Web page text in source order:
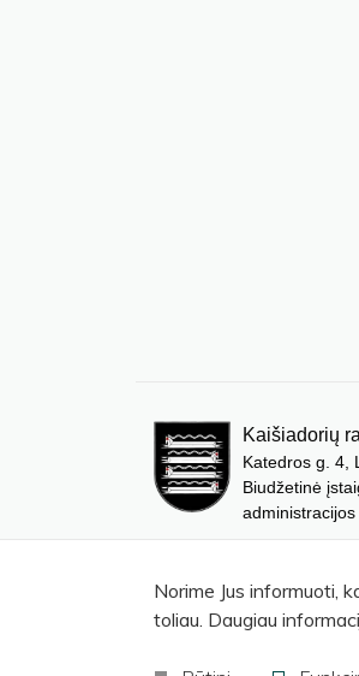
Kaišiadorių
Katedros g. 4,
Biudžetinė
Norime Jus informuoti,
toliau. Daugiau